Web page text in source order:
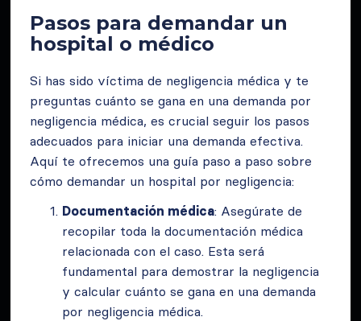
Pasos para demandar un
hospital o médico
Si has sido víctima de negligencia médica y te
preguntas cuánto se gana en una demanda por
negligencia médica, es crucial seguir los pasos
adecuados para iniciar una demanda efectiva.
Aquí te ofrecemos una guía paso a paso sobre
cómo demandar un hospital por negligencia:
Documentación médica: Asegúrate de
recopilar toda la documentación médica
relacionada con el caso. Esta será
fundamental para demostrar la negligencia
y calcular cuánto se gana en una demanda
por negligencia médica.